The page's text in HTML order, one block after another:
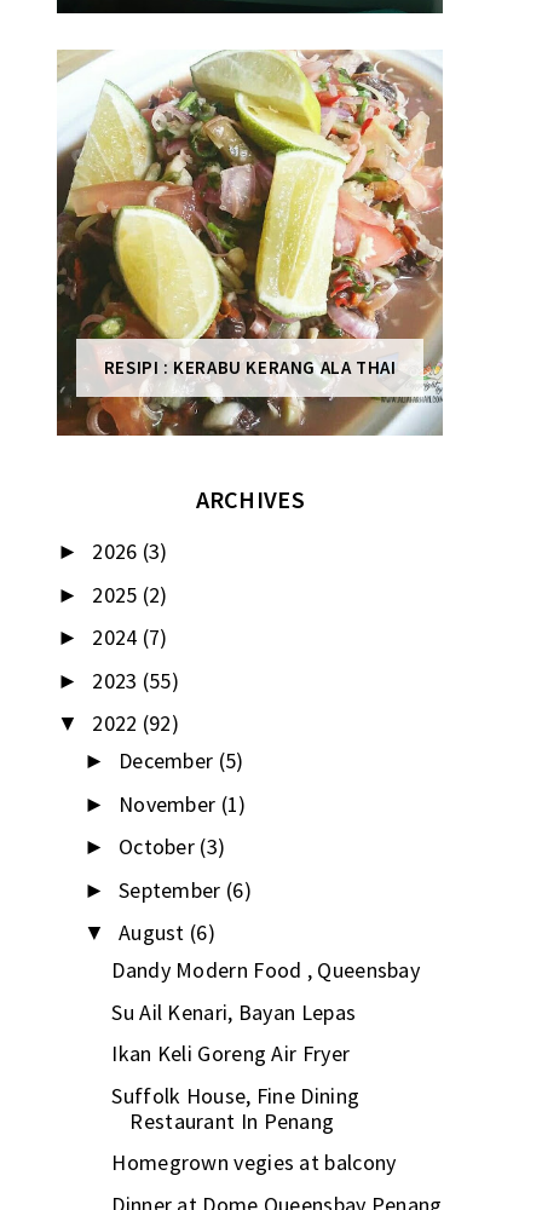
RESIPI : KERABU KERANG ALA THAI
ARCHIVES
► 2026 (3)
► 2025 (2)
► 2024 (7)
► 2023 (55)
▼ 2022 (92)
► December (5)
► November (1)
► October (3)
► September (6)
▼ August (6)
Dandy Modern Food , Queensbay
Su Ail Kenari, Bayan Lepas
Ikan Keli Goreng Air Fryer
Suffolk House, Fine Dining
Restaurant In Penang
Homegrown vegies at balcony
Dinner at Dome Queensbay Penang